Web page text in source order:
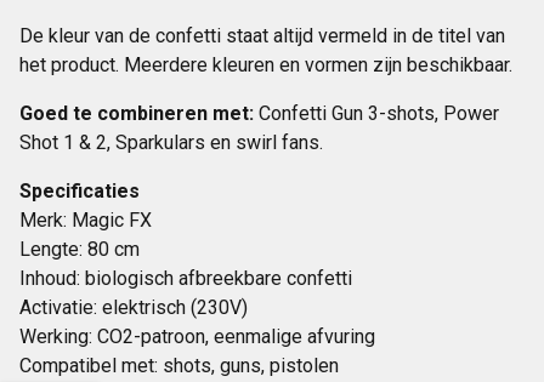
De kleur van de confetti staat altijd vermeld in de titel van
het product. Meerdere kleuren en vormen zijn beschikbaar.
Goed te combineren met: Confetti Gun 3-shots, Power
Shot 1 & 2, Sparkulars en swirl fans.
Specificaties
Merk: Magic FX
Lengte: 80 cm
Inhoud: biologisch afbreekbare confetti
Activatie: elektrisch (230V)
Werking: CO2-patroon, eenmalige afvuring
Compatibel met: shots, guns, pistolen